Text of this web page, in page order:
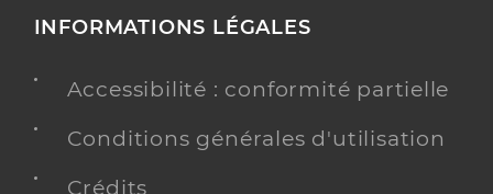
INFORMATIONS LÉGALES
Accessibilité : conformité partielle
Conditions générales d'utilisation
Crédits